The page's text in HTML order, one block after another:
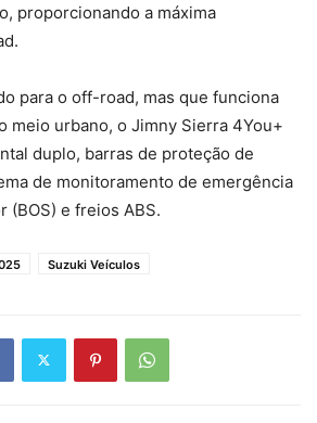
proporcionando a máxima
para o off-road, mas que funciona
meio urbano, o Jimny Sierra 4You+
duplo, barras de proteção de
de monitoramento de emergência
(BOS) e freios ABS.
Suzuki Veículos